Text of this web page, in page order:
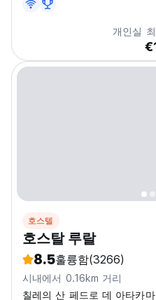
개인실
호스텔
호스탈 루랄
8.5훌륭함(3266)
시내에서 0.16km 거리
칠레의 산 페드로 데 아타카